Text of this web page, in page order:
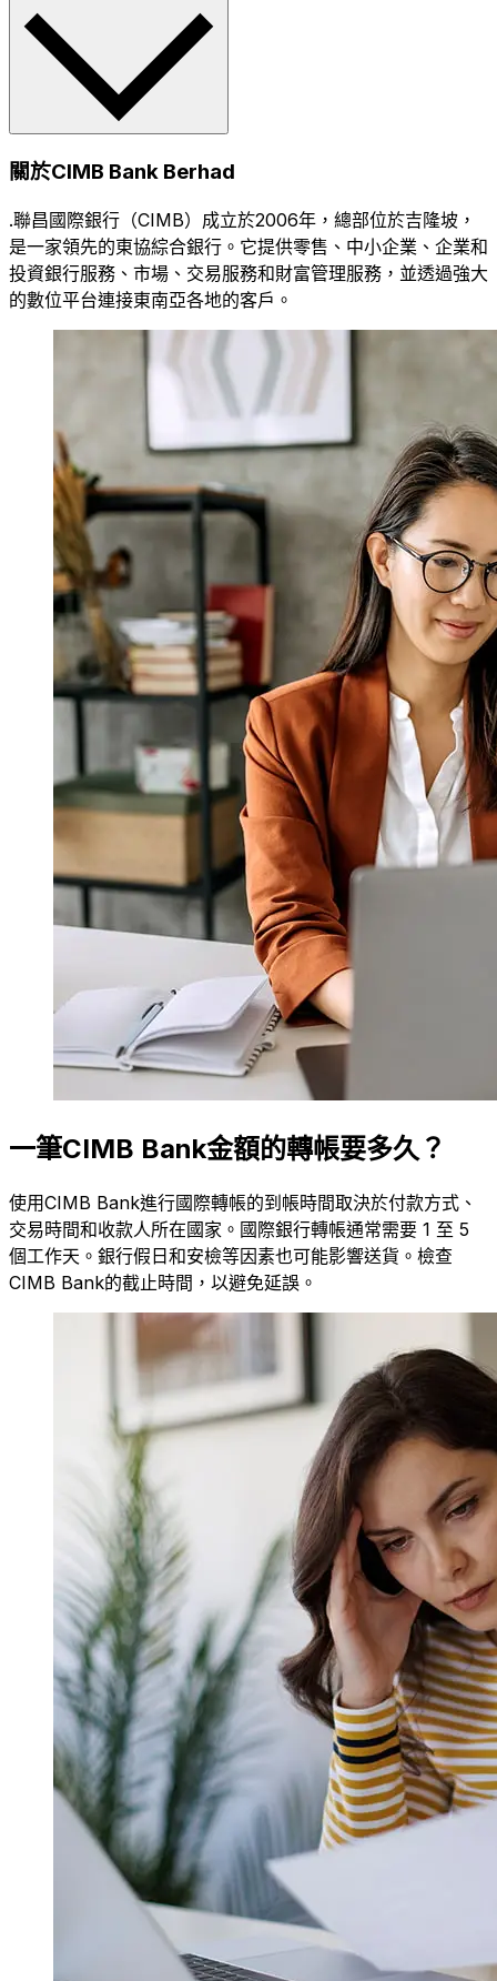
關於CIMB Bank Berhad
.聯昌國際銀行（CIMB）成立於2006年，總部位於吉隆坡，
是一家領先的東協綜合銀行。它提供零售、中小企業、企業和
投資銀行服務、市場、交易服務和財富管理服務，並透過強大
的數位平台連接東南亞各地的客戶。
一筆CIMB Bank金額的轉帳要多久？
使用CIMB Bank進行國際轉帳的到帳時間取決於付款方式、
交易時間和收款人所在國家。國際銀行轉帳通常需要 1 至 5
個工作天。銀行假日和安檢等因素也可能影響送貨。檢查
CIMB Bank的截止時間，以避免延誤。